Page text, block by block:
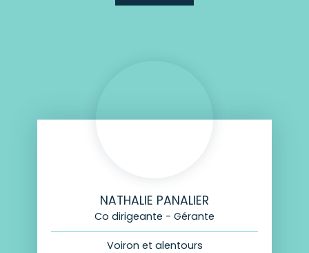
NATHALIE PANALIER
Co dirigeante - Gérante
Voiron et alentours